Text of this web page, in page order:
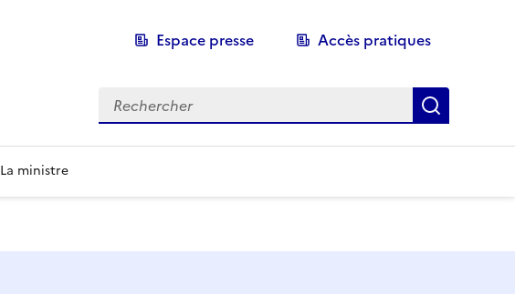
Espace presse Accès pratiques
Recherche
La ministre